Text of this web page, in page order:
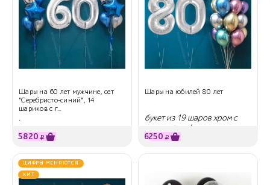
Шары на 60 лет мужчине, сет
"Серебристо-синий", 14
шариков с г...
.
5820 ₽
Шары на юбилей 80 лет
букет из 19 шаров хром с
гелием + цифры
6250 ₽
ЦИФРЫ МЕНЯЮТСЯ
ХИТ